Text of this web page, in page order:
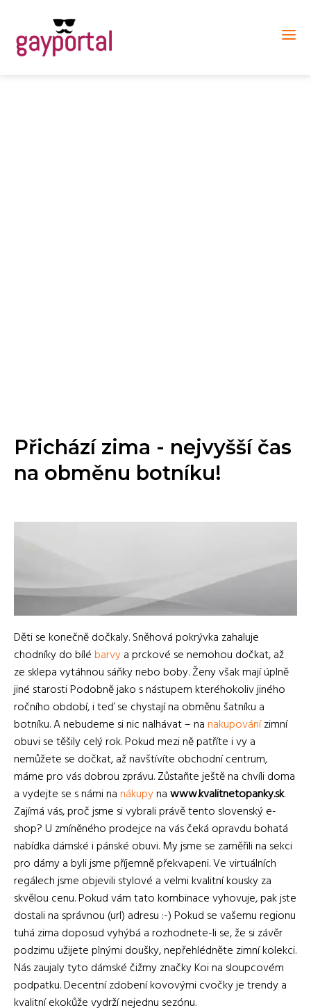
Přichází zima - nejvyšší čas
na obměnu botníku!
Děti se konečně dočkaly. Sněhová pokrývka zahaluje
chodníky do bílébarvya prckové se nemohou dočkat, až
ze sklepa vytáhnou sáňky nebo boby. Ženy však mají úplně
jiné starosti Podobně jako s nástupem kteréhokoliv jiného
ročního období, i teď se chystají na obměnu šatníku a
botníku. A nebudeme si nic nalhávat – nanakupovánízimní
obuvi se těšily celý rok. Pokud mezi ně patříte i vy a
nemůžete se dočkat, až navštívíte obchodní centrum,
máme pro vás dobrou zprávu. Zůstaňte ještě na chvíli doma
a vydejte se s námi nanákupynawww.kvalitnetopanky.sk.
Zajímá vás, proč jsme si vybrali právě tento slovenský e-
shop?U zmíněného prodejce na vás čeká opravdu bohatá
nabídka dámské i pánské obuvi. My jsme se zaměřili na sekci
pro dámy a byli jsme příjemně překvapeni. Ve virtuálních
regálech jsme objevili stylové a velmi kvalitní kousky za
skvělou cenu. Pokud vám tato kombinace vyhovuje, pak jste
dostali na správnou (url) adresu :-) Pokud se vašemu regionu
tuhá zima doposud vyhýbá a rozhodnete-li se, že si závěr
podzimu užijete plnými doušky, nepřehlédněte zimní kolekci.
Nás zaujaly tyto dámské čižmy značky Koi na sloupcovém
podpatku. Decentní zdobení kovovými cvočky je trendy a
kvalitní ekokůže vydrží nejednu sezónu.